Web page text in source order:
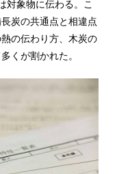
対象物に伝わる。こ
炭の共通点と相違点
の伝わり方、木炭の
くが割かれた。